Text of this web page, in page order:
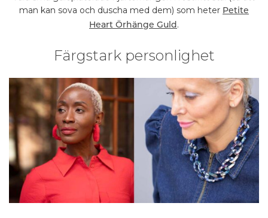
man kan sova och duscha med dem) som heter Petite
Heart Örhänge Guld .
Färgstark personlighet